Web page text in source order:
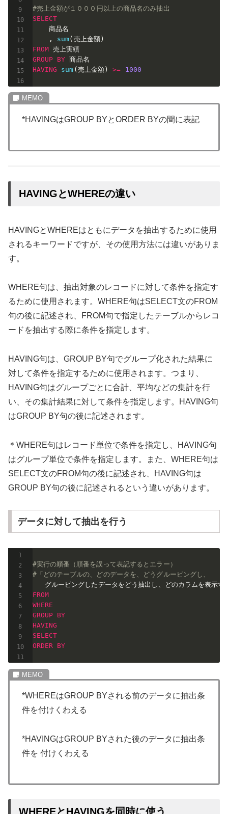
#売上金額が１０００円以上の商品名のみ抽出
SELECT
    商品名
,
sum( 売上金額)
FROM
GROUP BY
HAVING
sum ( 売上金額 ) >= 1000
*HAVINGはGROUP BYとORDER BYの間に表記
HAVINGとWHEREの違い
HAVINGとWHEREはともにデータを抽出するために使用
されるキーワードですが、その使用方法には違いがありま
す。
WHERE句は、抽出対象のレコードに対して条件を指定す
るために使用されます。WHERE句はSELECT文のFROM
句の後に記述され、FROM句で指定したテーブルからレコ
ードを抽出する際に条件を指定します。
HAVING句は、GROUP BY句でグループ化された結果に
対して条件を指定するために使用されます。つまり、
HAVING句はグループごとに合計、平均などの集計を行
い、その集計結果に対して条件を指定します。HAVING句
はGROUP BY句の後に記述されます。
＊WHERE句はレコード単位で条件を指定し、HAVING句
はグループ単位で条件を指定します。また、WHERE句は
SELECT文のFROM句の後に記述され、HAVING句は
GROUP BY句の後に記述されるという違いがあります。
データに対して抽出を行う
#実行の順番（順番を誤って表記するとエラー）
#「どのテーブルの、どのデータを、どうグルーピングし、
FROM
WHERE
GROUP BY
HAVING
SELECT
ORDER BY
*WHEREはGROUP BYされる前のデータに抽出条
件を付けくわえる
*HAVINGはGROUP BYされた後のデータに抽出条
件を 付けくわえる
WHEREとHAVINGを同時に使う